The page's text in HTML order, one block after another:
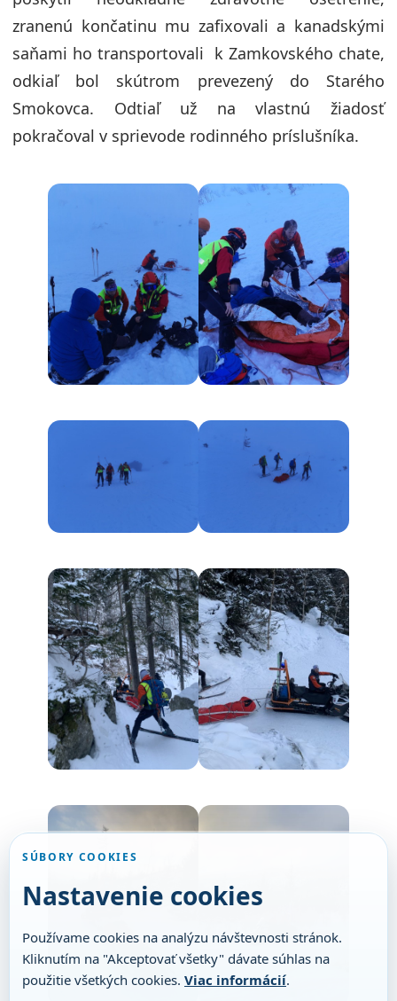
zranenú končatinu mu zafixovali a kanadskými
saňami ho transportovali k Zamkovského chate,
odkiaľ bol skútrom prevezený do Starého
Smokovca. Odtiaľ už na vlastnú žiadosť
pokračoval v sprievode rodinného príslušníka.
SÚBORY COOKIES
Nastavenie cookies
Používame cookies na analýzu návštevnosti stránok.
Kliknutím na "Akceptovať všetky" dávate súhlas na
použitie všetkých cookies. Viac informácií.